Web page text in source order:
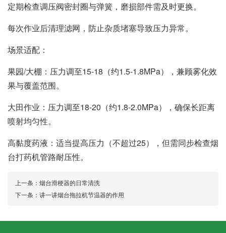
定期检查调压阀密封圈与弹簧，磨损部件需及时更换。
每次作业后清理滤网，防止杂质堵塞导致压力异常。
‌场景适配‌：
‌果园/大棚‌：压力调至‌15-18（约1.5-1.8MPa）‌，兼顾雾化效
果与覆盖范围。
‌大田作业‌：压力调至‌18-20（约1.8-2.0MPa）‌，确保长距离
喷射均匀性。
‌高黏度药液‌：适当提高压力（不超过25），但需同步检查烟
台打药机管路耐压性。
上一条： 烟台滑梗器的日常清洗
下一条： 讲一讲烟台拖拉机节温器的作用